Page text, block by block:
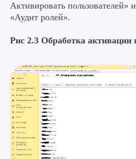
Активировать пользователей»
«Аудит ролей».
Рис 2.3 Обработка активации